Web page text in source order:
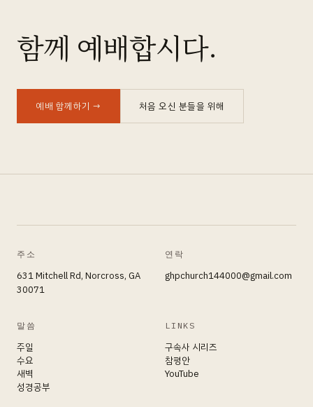
함께 예배합시다.
예배 함께하기 → 처음 오신 분들을 위해
주소
631 Mitchell Rd, Norcross, GA
30071
연락
ghpchurch144000@gmail.com
말씀
주일
수요
새벽
성경공부
LINKS
구속사 시리즈
참평안
YouTube